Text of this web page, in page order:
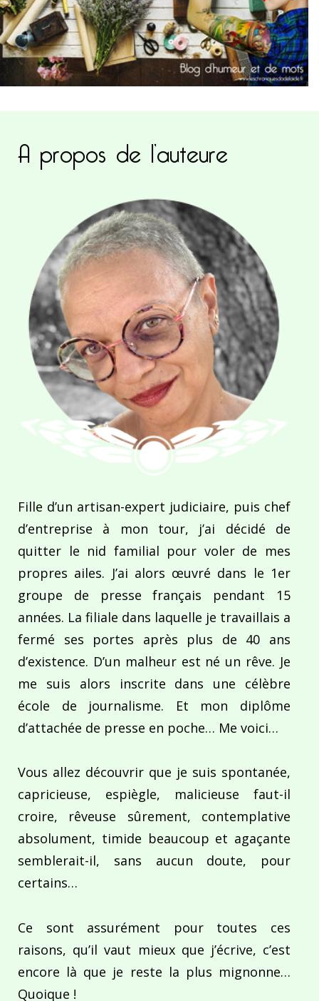
A propos de l’auteure
Fille d’un artisan-expert judiciaire, puis chef
d’entreprise à mon tour, j’ai décidé de
quitter le nid familial pour voler de mes
propres ailes. J’ai alors œuvré dans le 1er
groupe de presse français pendant 15
années. La filiale dans laquelle je travaillais a
fermé ses portes après plus de 40 ans
d’existence. D’un malheur est né un rêve. Je
me suis alors inscrite dans une célèbre
école de journalisme. Et mon diplôme
d’attachée de presse en poche… Me voici…
Vous allez découvrir que je suis spontanée,
capricieuse, espiègle, malicieuse faut-il
croire, rêveuse sûrement, contemplative
absolument, timide beaucoup et agaçante
semblerait-il, sans aucun doute, pour
certains…
Ce sont assurément pour toutes ces
raisons, qu’il vaut mieux que j’écrive, c’est
encore là que je reste la plus mignonne…
Quoique !